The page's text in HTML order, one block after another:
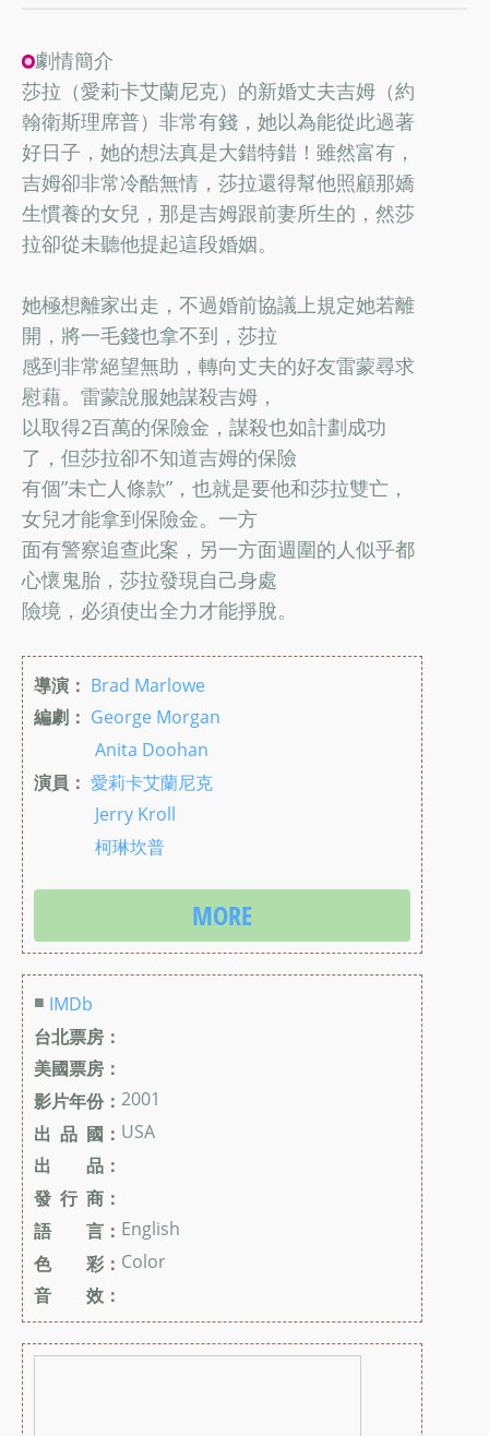
劇情簡介
莎拉（愛莉卡艾蘭尼克）的新婚丈夫吉姆（約
翰衛斯理席普）非常有錢，她以為能從此過著
好日子，她的想法真是大錯特錯！雖然富有，
吉姆卻非常冷酷無情，莎拉還得幫他照顧那嬌
生慣養的女兒，那是吉姆跟前妻所生的，然莎
拉卻從未聽他提起這段婚姻。
她極想離家出走，不過婚前協議上規定她若離
開，將一毛錢也拿不到，莎拉
感到非常絕望無助，轉向丈夫的好友雷蒙尋求
慰藉。雷蒙說服她謀殺吉姆，
以取得2百萬的保險金，謀殺也如計劃成功
了，但莎拉卻不知道吉姆的保險
有個”未亡人條款”，也就是要他和莎拉雙亡，
女兒才能拿到保險金。一方
面有警察追查此案，另一方面週圍的人似乎都
心懷鬼胎，莎拉發現自己身處
險境，必須使出全力才能掙脫。
導演： Brad Marlowe
編劇： George Morgan
Anita Doohan
演員： 愛莉卡艾蘭尼克
Jerry Kroll
柯琳坎普
MORE
■ IMDb
台北票房：
美國票房：
影片年份： 2001
出 品 國： USA
出 品：
發 行 商：
語 言： English
色 彩： Color
音 效：